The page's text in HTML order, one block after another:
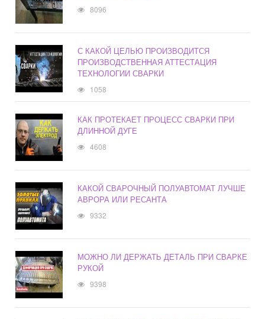
8096
С КАКОЙ ЦЕЛЬЮ ПРОИЗВОДИТСЯ
ПРОИЗВОДСТВЕННАЯ АТТЕСТАЦИЯ
ТЕХНОЛОГИИ СВАРКИ
1058
КАК ПРОТЕКАЕТ ПРОЦЕСС СВАРКИ ПРИ
ДЛИННОЙ ДУГЕ
4608
КАКОЙ СВАРОЧНЫЙ ПОЛУАВТОМАТ ЛУЧШЕ
АВРОРА ИЛИ РЕСАНТА
9332
МОЖНО ЛИ ДЕРЖАТЬ ДЕТАЛЬ ПРИ СВАРКЕ
РУКОЙ
9398